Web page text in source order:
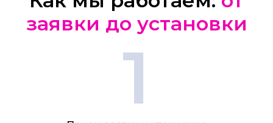
заявки до установки
1